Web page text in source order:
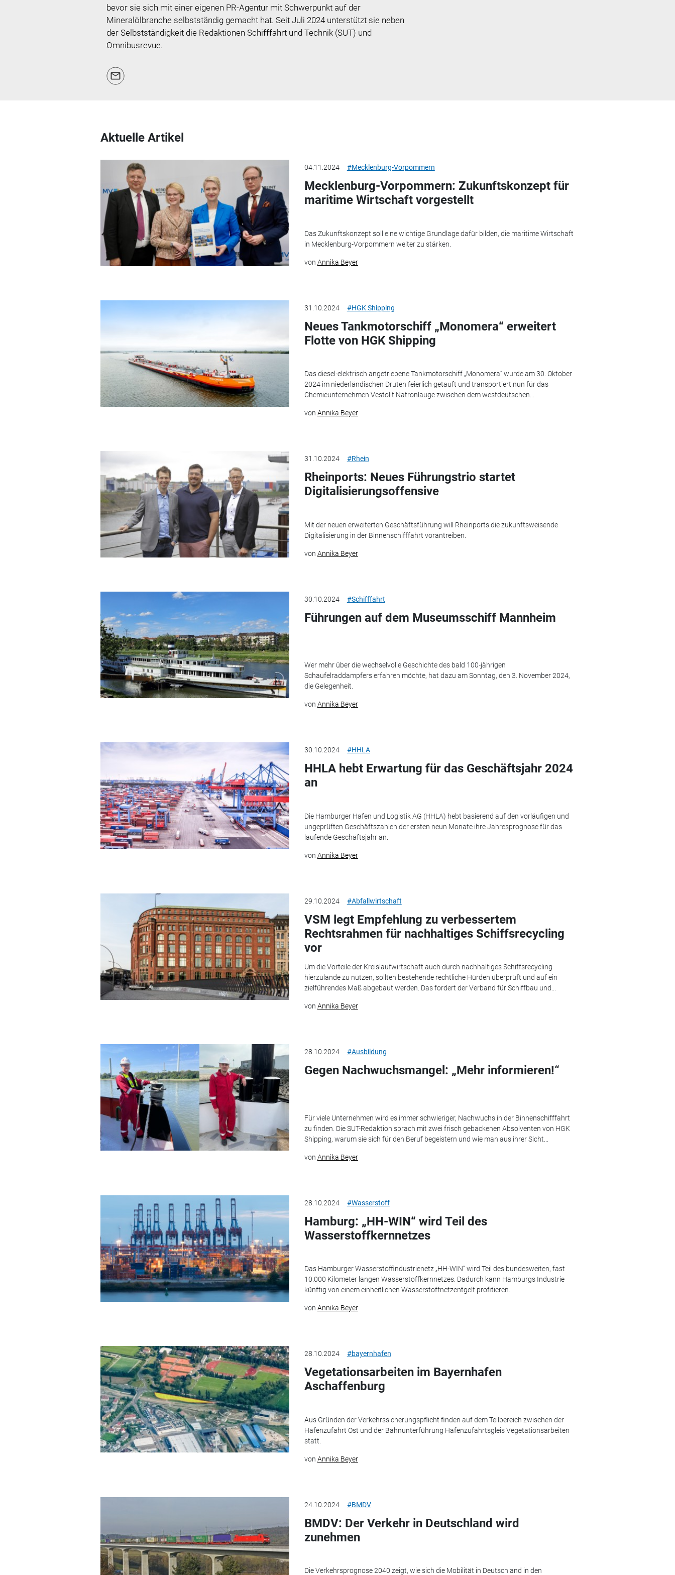
bevor sie sich mit einer eigenen PR-Agentur mit Schwerpunkt auf der
Mineralölbranche selbstständig gemacht hat. Seit Juli 2024 unterstützt sie neben
der Selbstständigkeit die Redaktionen Schifffahrt und Technik (SUT) und
Omnibusrevue.
Aktuelle Artikel
04.11.2024 #Mecklenburg-Vorpommern
Mecklenburg-Vorpommern: Zukunftskonzept für
maritime Wirtschaft vorgestellt
Das Zukunftskonzept soll eine wichtige Grundlage dafür bilden, die maritime Wirtschaft
in Meck­len­burg-Vorpom­mern weiter zu stärken.
von Annika Beyer
31.10.2024 #HGK Shipping
Neues Tankmotorschiff „Monomera“ erweitert
Flotte von HGK Shipping
Das diesel-elektrisch angetriebene Tankmotorschiff „Monomera“ wurde am 30. Oktober
2024 im niederländischen Druten feierlich getauft und transportiert nun für das
Chemieunternehmen Vestolit Natronlauge zwischen dem westdeutschen...
von Annika Beyer
31.10.2024 #Rhein
Rheinports: Neues Führungstrio startet
Digitalisierungsoffensive
Mit der neuen erweiterten Geschäftsführung will Rheinports die zukunftsweisende
Digitalisierung in der Binnenschifffahrt vorantreiben.
von Annika Beyer
30.10.2024 #Schifffahrt
Führungen auf dem Museumsschiff Mannheim
Wer mehr über die wechselvolle Geschichte des bald 100-jährigen
Schaufelraddampfers erfahren möchte, hat dazu am Sonntag, den 3. November 2024,
die Gelegenheit.
von Annika Beyer
30.10.2024 #HHLA
HHLA hebt Erwartung für das Geschäftsjahr 2024
an
Die Hamburger Hafen und Logistik AG (HHLA) hebt basierend auf den vorläufigen und
ungeprüften Geschäftszahlen der ersten neun Monate ihre Jahresprognose für das
laufende Geschäftsjahr an.
von Annika Beyer
29.10.2024 #Abfallwirtschaft
VSM legt Empfehlung zu verbessertem
Rechtsrahmen für nachhaltiges Schiffsrecycling
vor
Um die Vorteile der Kreislaufwirtschaft auch durch nachhaltiges Schiffsrecycling
hierzulande zu nutzen, sollten bestehende rechtliche Hürden überprüft und auf ein
zielführendes Maß abgebaut werden. Das fordert der Verband für Schiffbau und...
von Annika Beyer
28.10.2024 #Ausbildung
Gegen Nachwuchsmangel: „Mehr informieren!“
Für viele Unternehmen wird es immer schwieriger, Nachwuchs in der Binnenschifffahrt
zu finden. Die SUT-Redaktion sprach mit zwei frisch gebackenen Absolventen von HGK
Shipping, warum sie sich für den Beruf begeistern und wie man aus ihrer Sicht...
von Annika Beyer
28.10.2024 #Wasserstoff
Hamburg: „HH-WIN“ wird Teil des
Wasserstoffkernnetzes
Das Hamburger Wasserstoffindustrienetz „HH-WIN“ wird Teil des bundesweiten, fast
10.000 Kilometer langen Wasserstoffkernnetzes. Dadurch kann Hamburgs Industrie
künftig von einem einheitlichen Wasserstoffnetzentgelt profitieren.
von Annika Beyer
28.10.2024 #bayernhafen
Vegetationsarbeiten im Bayernhafen
Aschaffenburg
Aus Gründen der Verkehrssicherungspflicht finden auf dem Teilbereich zwischen der
Hafenzufahrt Ost und der Bahnunterführung Hafenzufahrtsgleis Vegetationsarbeiten
statt.
von Annika Beyer
24.10.2024 #BMDV
BMDV: Der Verkehr in Deutschland wird
zunehmen
Die Verkehrsprognose 2040 zeigt, wie sich die Mobilität in Deutschland in den